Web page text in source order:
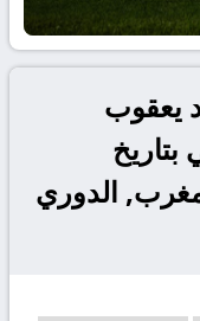
يعقوب
بتاريخ
المغرب, الدوري